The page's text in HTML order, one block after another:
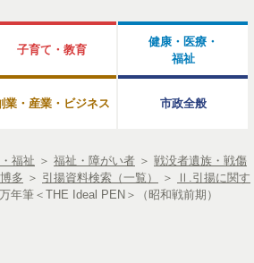
子育て・教育
健康・医療・
福祉
業・産業・ビジネス 市政全般
福祉 ＞ 福祉・障がい者 ＞ 戦没者遺族・戦傷
多 ＞ 引揚資料検索（一覧） ＞
Ⅱ.引揚に関す
万年筆＜THE Ideal PEN＞（昭和戦前期）